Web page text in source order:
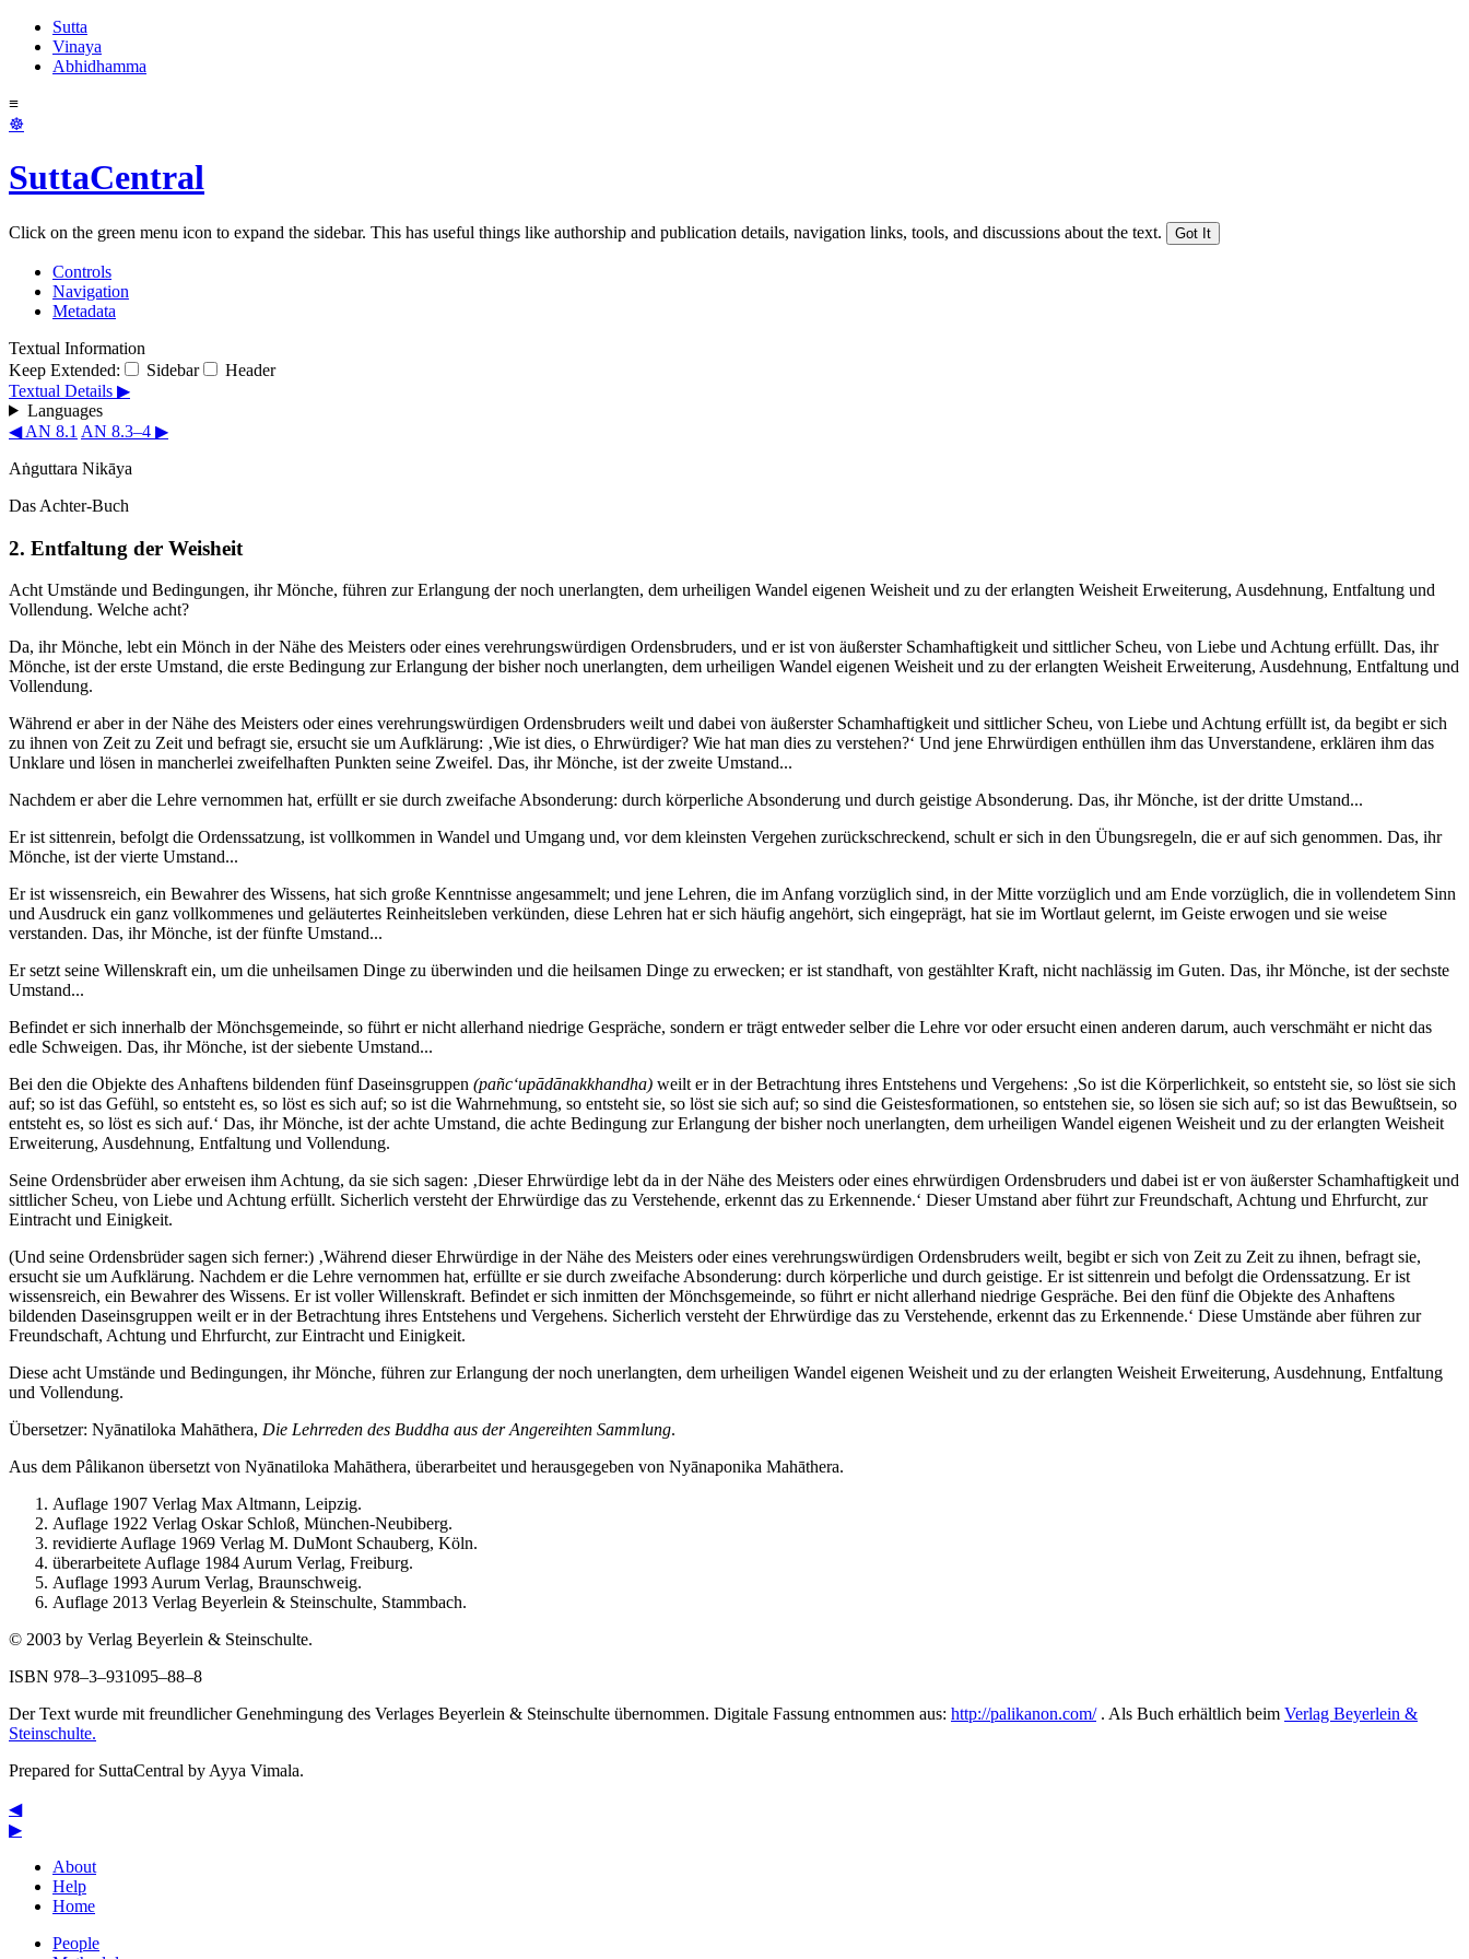
Sutta
Vinaya
Abhidhamma
≡
☸
SuttaCentral
Click on the green menu icon to expand the sidebar. This has useful things like authorship and publication details, navigation links, tools, and discussions about the text. Got It
Controls
Navigation
Metadata
Textual Information
Keep Extended:
Sidebar
Header
Textual Details ▶
Languages
◀ AN 8.1 AN 8.3–4 ▶
Aṅguttara Nikāya
Das Achter-Buch
2. Entfaltung der Weisheit
Acht Umstände und Bedingungen, ihr Mönche, führen zur Erlangung der noch unerlangten, dem urheiligen Wandel eigenen Weisheit und zu der erlangten Weisheit Erweiterung, Ausdehnung, Entfaltung und
Vollendung. Welche acht?
Da, ihr Mönche, lebt ein Mönch in der Nähe des Meisters oder eines verehrungswürdigen Ordensbruders, und er ist von äußerster Schamhaftigkeit und sittlicher Scheu, von Liebe und Achtung erfüllt. Das, ihr
Mönche, ist der erste Umstand, die erste Bedingung zur Erlangung der bisher noch unerlangten, dem urheiligen Wandel eigenen Weisheit und zu der erlangten Weisheit Erweiterung, Ausdehnung, Entfaltung und
Vollendung.
Während er aber in der Nähe des Meisters oder eines verehrungswürdigen Ordensbruders weilt und dabei von äußerster Schamhaftigkeit und sittlicher Scheu, von Liebe und Achtung erfüllt ist, da begibt er sich
zu ihnen von Zeit zu Zeit und befragt sie, ersucht sie um Aufklärung: ‚Wie ist dies, o Ehrwürdiger? Wie hat man dies zu verstehen?‘ Und jene Ehrwürdigen enthüllen ihm das Unverstandene, erklären ihm das
Unklare und lösen in mancherlei zweifelhaften Punkten seine Zweifel. Das, ihr Mönche, ist der zweite Umstand...
Nachdem er aber die Lehre vernommen hat, erfüllt er sie durch zweifache Absonderung: durch körperliche Absonderung und durch geistige Absonderung. Das, ihr Mönche, ist der dritte Umstand...
Er ist sittenrein, befolgt die Ordenssatzung, ist vollkommen in Wandel und Umgang und, vor dem kleinsten Vergehen zurückschreckend, schult er sich in den Übungsregeln, die er auf sich genommen. Das, ihr
Mönche, ist der vierte Umstand...
Er ist wissensreich, ein Bewahrer des Wissens, hat sich große Kenntnisse angesammelt; und jene Lehren, die im Anfang vorzüglich sind, in der Mitte vorzüglich und am Ende vorzüglich, die in vollendetem Sinn
und Ausdruck ein ganz vollkommenes und geläutertes Reinheitsleben verkünden, diese Lehren hat er sich häufig angehört, sich eingeprägt, hat sie im Wortlaut gelernt, im Geiste erwogen und sie weise
verstanden. Das, ihr Mönche, ist der fünfte Umstand...
Er setzt seine Willenskraft ein, um die unheilsamen Dinge zu überwinden und die heilsamen Dinge zu erwecken; er ist standhaft, von gestählter Kraft, nicht nachlässig im Guten. Das, ihr Mönche, ist der sechste
Umstand...
Befindet er sich innerhalb der Mönchsgemeinde, so führt er nicht allerhand niedrige Gespräche, sondern er trägt entweder selber die Lehre vor oder ersucht einen anderen darum, auch verschmäht er nicht das
edle Schweigen. Das, ihr Mönche, ist der siebente Umstand...
Bei den die Objekte des Anhaftens bildenden fünf Daseinsgruppen (pañc‘upādānakkhandha) weilt er in der Betrachtung ihres Entstehens und Vergehens: ‚So ist die Körperlichkeit, so entsteht sie, so löst sie sich
auf; so ist das Gefühl, so entsteht es, so löst es sich auf; so ist die Wahrnehmung, so entsteht sie, so löst sie sich auf; so sind die Geistesformationen, so entstehen sie, so lösen sie sich auf; so ist das Bewußtsein, so
entsteht es, so löst es sich auf.‘ Das, ihr Mönche, ist der achte Umstand, die achte Bedingung zur Erlangung der bisher noch unerlangten, dem urheiligen Wandel eigenen Weisheit und zu der erlangten Weisheit
Erweiterung, Ausdehnung, Entfaltung und Vollendung.
Seine Ordensbrüder aber erweisen ihm Achtung, da sie sich sagen: ‚Dieser Ehrwürdige lebt da in der Nähe des Meisters oder eines ehrwürdigen Ordensbruders und dabei ist er von äußerster Schamhaftigkeit und
sittlicher Scheu, von Liebe und Achtung erfüllt. Sicherlich versteht der Ehrwürdige das zu Verstehende, erkennt das zu Erkennende.‘ Dieser Umstand aber führt zur Freundschaft, Achtung und Ehrfurcht, zur
Eintracht und Einigkeit.
(Und seine Ordensbrüder sagen sich ferner:) ‚Während dieser Ehrwürdige in der Nähe des Meisters oder eines verehrungswürdigen Ordensbruders weilt, begibt er sich von Zeit zu Zeit zu ihnen, befragt sie,
ersucht sie um Aufklärung. Nachdem er die Lehre vernommen hat, erfüllte er sie durch zweifache Absonderung: durch körperliche und durch geistige. Er ist sittenrein und befolgt die Ordenssatzung. Er ist
wissensreich, ein Bewahrer des Wissens. Er ist voller Willenskraft. Befindet er sich inmitten der Mönchsgemeinde, so führt er nicht allerhand niedrige Gespräche. Bei den fünf die Objekte des Anhaftens
bildenden Daseinsgruppen weilt er in der Betrachtung ihres Entstehens und Vergehens. Sicherlich versteht der Ehrwürdige das zu Verstehende, erkennt das zu Erkennende.‘ Diese Umstände aber führen zur
Freundschaft, Achtung und Ehrfurcht, zur Eintracht und Einigkeit.
Diese acht Umstände und Bedingungen, ihr Mönche, führen zur Erlangung der noch unerlangten, dem urheiligen Wandel eigenen Weisheit und zu der erlangten Weisheit Erweiterung, Ausdehnung, Entfaltung
und Vollendung.
Übersetzer: Nyānatiloka Mahāthera, Die Lehrreden des Buddha aus der Angereihten Sammlung.
Aus dem Pâlikanon übersetzt von Nyānatiloka Mahāthera, überarbeitet und herausgegeben von Nyānaponika Mahāthera.
Auflage 1907 Verlag Max Altmann, Leipzig.
Auflage 1922 Verlag Oskar Schloß, München-Neubiberg.
revidierte Auflage 1969 Verlag M. DuMont Schauberg, Köln.
überarbeitete Auflage 1984 Aurum Verlag, Freiburg.
Auflage 1993 Aurum Verlag, Braunschweig.
Auflage 2013 Verlag Beyerlein & Steinschulte, Stammbach.
© 2003 by Verlag Beyerlein & Steinschulte.
ISBN 978–3–931095–88–8
Der Text wurde mit freundlicher Genehmingung des Verlages Beyerlein & Steinschulte übernommen. Digitale Fassung entnommen aus: http://palikanon.com/. Als Buch erhältlich beim Verlag Beyerlein &
Steinschulte.
Prepared for SuttaCentral by Ayya Vimala.
◀
▶
About
Help
Home
People